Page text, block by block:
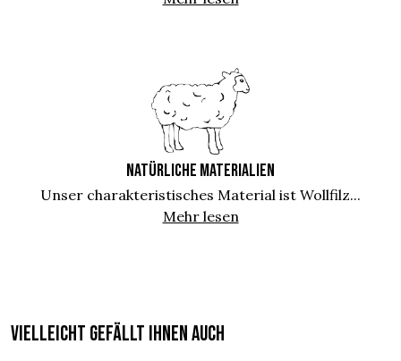
NATÜRLICHE MATERIALIEN
Unser charakteristisches Material ist Wollfilz...
Mehr lesen
Vielleicht gefällt Ihnen auch